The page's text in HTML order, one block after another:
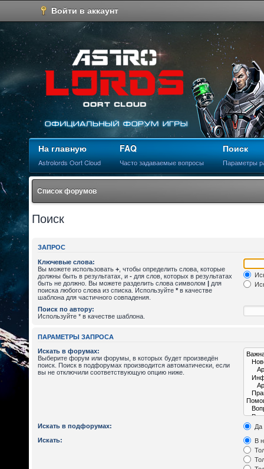
Войти в аккаунт
На главную
Astrolords Oort Cloud
FAQ
Часто задаваемые вопросы
Поиск
Параметры
Список форумов
Поиск
ЗАПРОС
Ключевые слова:
Вы можете использовать + , чтобы определить слова, которые
должны быть в результатах, и - для слов, которых в результатах
быть не должно. Вы можете разделить слова символом | для
поиска любого слова из списка. Используйте * в качестве
шаблона для частичного совпадения.
Поиск по автору:
Используйте * в качестве шаблона.
ПАРАМЕТРЫ ЗАПРОСА
Искать в форумах:
Выберите форум или форумы, в которых будет произведён
поиск. Поиск в подфорумах производится автоматически, если
вы не отключили соответствующую опцию ниже.
Искать в подфорумах:
Да
Искать:
В